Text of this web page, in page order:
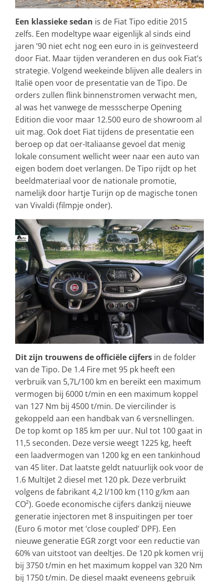
Een klassieke sedan is de Fiat Tipo editie 2015
zelfs. Een modeltype waar eigenlijk al sinds eind
jaren ’90 niet echt nog een euro in is geïnvesteerd
door Fiat. Maar tijden veranderen en dus ook Fiat’s
strategie. Volgend weekeinde blijven alle dealers in
Italië open voor de presentatie van de Tipo. De
orders zullen flink binnenstromen verwacht men,
al was het vanwege de messscherpe Opening
Edition die voor maar 12.500 euro de showroom al
uit mag. Ook doet Fiat tijdens de presentatie een
beroep op dat oer-Italiaanse gevoel dat menig
lokale consument wellicht weer naar een auto van
eigen bodem doet verlangen. De Tipo rijdt op het
beeldmateriaal voor de nationale promotie,
namelijk door hartje Turijn op de magische tonen
van Vivaldi (filmpje onder).
Dit zijn trouwens de officiële cijfers in de folder
van de Tipo. De 1.4 Fire met 95 pk heeft een
verbruik van 5,7L/100 km en bereikt een maximum
vermogen bij 6000 t/min en een maximum koppel
van 127 Nm bij 4500 t/min. De viercilinder is
gekoppeld aan een handbak van 6 versnellingen.
De top komt op 185 km per uur. Nul tot 100 gaat in
11,5 seconden. Deze versie weegt 1225 kg, heeft
een laadvermogen van 1200 kg en een tankinhoud
van 45 liter. Dat laatste geldt natuurlijk ook voor de
1.6 MultiJet 2 diesel met 120 pk. Deze verbruikt
volgens de fabrikant 4,2 l/100 km (110 g/km aan
CO²). Goede economische cijfers dankzij nieuwe
generatie injectoren met 8 inspuitingen per toer
(Euro 6 motor met ‘close coupled’ DPF). Een
nieuwe generatie EGR zorgt voor een reductie van
60% van uitstoot van deeltjes. De 120 pk komen vrij
bij 3750 t/min en het maximum koppel van 320 Nm
bij 1750 t/min. De diesel maakt eveneens gebruik